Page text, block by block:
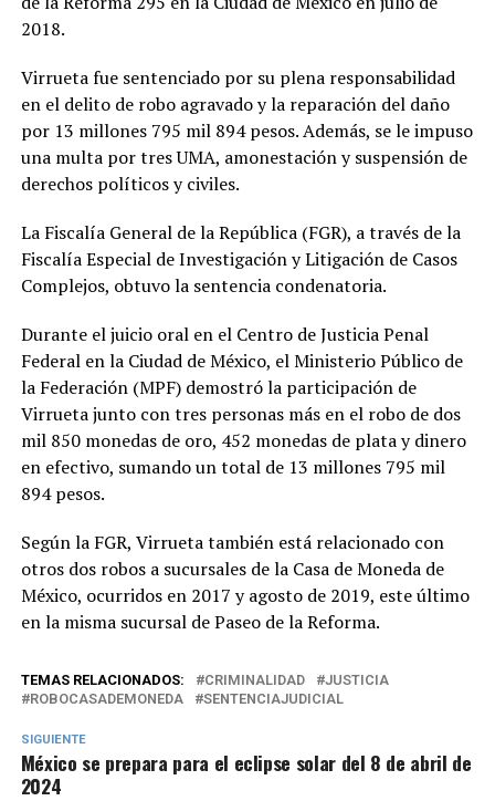
2018.
Virrueta fue sentenciado por su plena responsabilidad
en el delito de robo agravado y la reparación del daño
por 13 millones 795 mil 894 pesos. Además, se le impuso
una multa por tres UMA, amonestación y suspensión de
derechos políticos y civiles.
La Fiscalía General de la República (FGR), a través de la
Fiscalía Especial de Investigación y Litigación de Casos
Complejos, obtuvo la sentencia condenatoria.
Durante el juicio oral en el Centro de Justicia Penal
Federal en la Ciudad de México, el Ministerio Público de
la Federación (MPF) demostró la participación de
Virrueta junto con tres personas más en el robo de dos
mil 850 monedas de oro, 452 monedas de plata y dinero
en efectivo, sumando un total de 13 millones 795 mil
894 pesos.
Según la FGR, Virrueta también está relacionado con
otros dos robos a sucursales de la Casa de Moneda de
México, ocurridos en 2017 y agosto de 2019, este último
en la misma sucursal de Paseo de la Reforma.
TEMAS RELACIONADOS: CRIMINALIDAD
JUSTICIA
ROBOCASADEMONEDA
SENTENCIAJUDICIAL
SIGUIENTE
México se prepara para el eclipse solar del 8 de abril de
2024